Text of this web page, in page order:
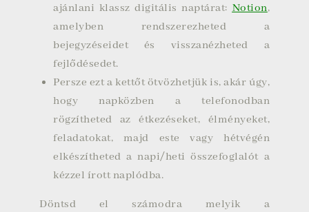
ajánlani klassz digitális naptárat: Notion,
amelyben rendszerezheted a
bejegyzéseidet és visszanézheted a
fejlődésedet.
Persze ezt a kettőt ötvözhetjük is, akár úgy,
hogy napközben a telefonodban
rögzítheted az étkezéseket, élményeket,
feladatokat, majd este vagy hétvégén
elkészítheted a napi/heti összefoglalót a
kézzel írott naplódba.
Döntsd el számodra melyik a